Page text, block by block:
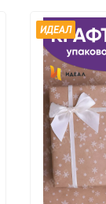
ИДЕАЛ